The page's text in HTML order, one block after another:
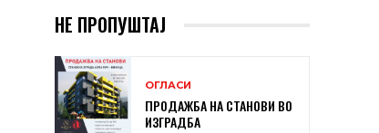
НЕ ПРОПУШТАЈ
ОГЛАСИ
ПРОДАЖБА НА СТАНОВИ ВО
ИЗГРАДБА